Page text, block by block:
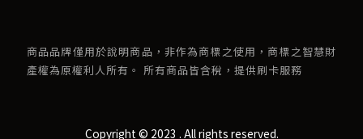
商品品牌僅用於說明商品，非作為商標之使用，商標之智慧財
產權為原權利人所有。 所有商品皆含稅，提供刷卡服務
Copyright © 2023 . All rights reserved.